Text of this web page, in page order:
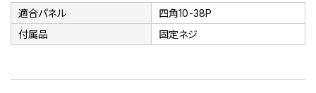
適合パネル
四角10-38P
付属品
固定ネジ